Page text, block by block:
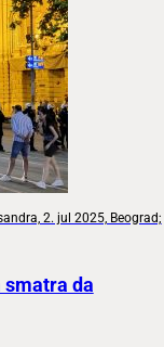
2. jul 2025, Beograd;
da